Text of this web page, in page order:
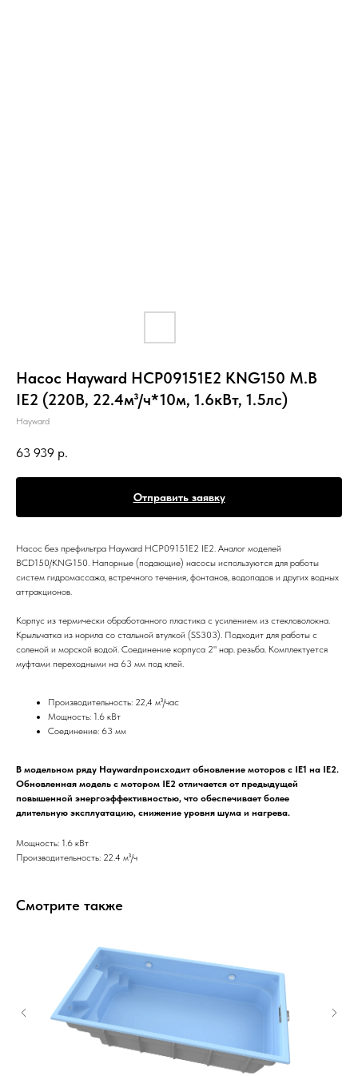
Насос Hayward HCP09151E2 KNG150 M.B
IE2 (220В, 22.4м³/ч*10м, 1.6кВт, 1.5лс)
Hayward
63 939 р.
Отправить заявку
Насос без префильтра Hayward HCP09151E2 IE2. Аналог моделей
BCD150/KNG150. Напорные (подающие) насосы используются для работы
систем гидромассажа, встречного течения, фонтанов, водопадов и других водных
аттракционов.
Корпус из термически обработанного пластика с усилением из стекловолокна.
Крыльчатка из норила со стальной втулкой (SS303). Подходит для работы с
соленой и морской водой. Соединение корпуса 2" нар. резьба. Комплектуется
муфтами переходными на 63 мм под клей.
Производительность: 22,4 м³/час
Мощность: 1.6 кВт
Соединение: 63 мм
В модельном ряду Haywardпроисходит обновление моторов с IE1 на IE2.
Обновленная модель с мотором IE2 отличается от предыдущей
повышенной энергоэффективностью, что обеспечивает более
длительную эксплуатацию, снижение уровня шума и нагрева.
Мощность: 1.6 кВт
Производительность: 22.4 м³/ч
Смотрите также